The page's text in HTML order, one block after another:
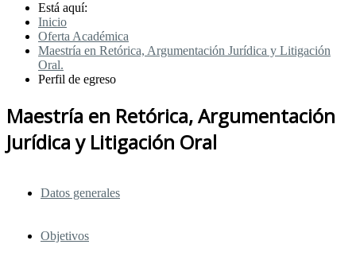
Está aquí:
Inicio
Oferta Académica
Maestría en Retórica, Argumentación Jurídica y Litigación
Oral.
Perfil de egreso
Maestría en Retórica, Argumentación
Jurídica y Litigación Oral
Datos generales
Objetivos